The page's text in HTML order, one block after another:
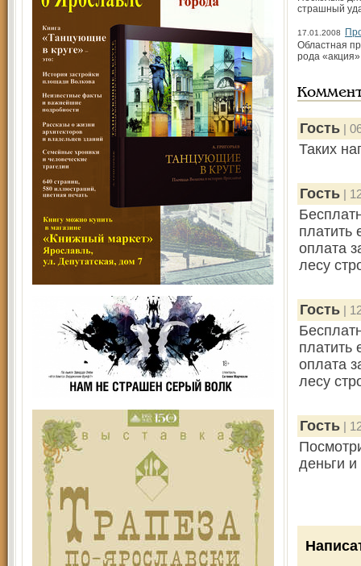
страшный
17.01.2008
Областная
рода
Гость |
Таких
Гость |
платить
оплата
лесу
Гость |
платить
оплата
лесу
Гость |
деньги